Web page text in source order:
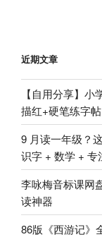
近期文章
【自用分享】
描红+硬笔练字
9 月读一年级？
识字 + 数学 + 专
李咏梅音标课网
读神器
86版《西游记》